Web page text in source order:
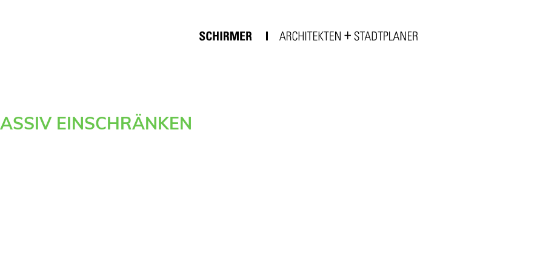
EINSCHRÄNKEN